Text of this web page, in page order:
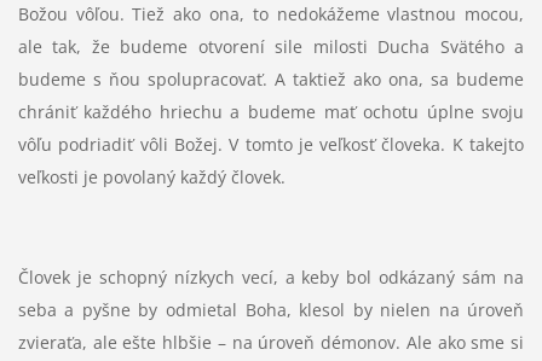
Božou vôľou. Tiež ako ona, to nedokážeme vlastnou mocou,
ale tak, že budeme otvorení sile milosti Ducha Svätého a
budeme s ňou spolupracovať. A taktiež ako ona, sa budeme
chrániť každého hriechu a budeme mať ochotu úplne svoju
vôľu podriadiť vôli Božej. V tomto je veľkosť človeka. K takejto
veľkosti je povolaný každý človek.
Človek je schopný nízkych vecí, a keby bol odkázaný sám na
seba a pyšne by odmietal Boha, klesol by nielen na úroveň
zvieraťa, ale ešte hlbšie – na úroveň démonov. Ale ako sme si